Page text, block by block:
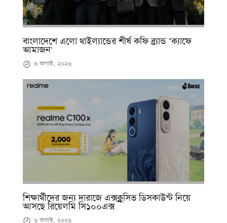
বাংলাদেশে এলো থাইল্যান্ডের শীর্ষ কফি ব্র্যান্ড ‘ক্যাফে
আমাজন'
৬ অগাস্ট, ২০২৬
শিক্ষার্থীদের জন্য দারাজে এক্সক্লুসিভ ডিসকাউন্ট নিয়ে
আসছে রিয়েলমি সি১০০এক্স
৬ অগাস্ট, ২০২৬